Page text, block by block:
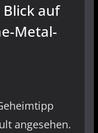
Blick auf
Metal-
angesehen.